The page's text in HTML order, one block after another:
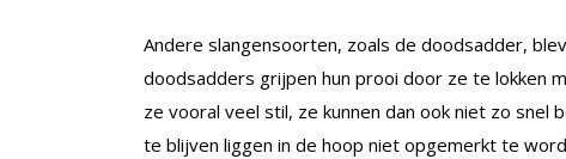
Andere slangensoorten, zoals de doodsadder,
doodsadders grijpen hun prooi door ze te lokken
ze vooral veel stil, ze kunnen dan ook niet zo
te blijven liggen in de hoop niet opgemerkt te